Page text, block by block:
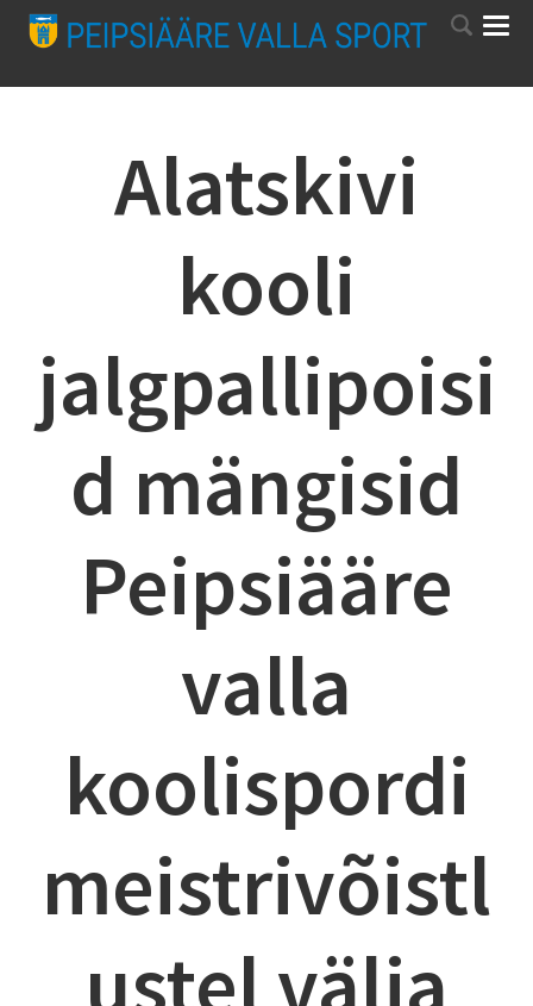
Alatskivi
kooli
jalgpallipoisi
d mängisid
Peipsiääre
valla
koolispordi
meistrivõistl
ustel välja